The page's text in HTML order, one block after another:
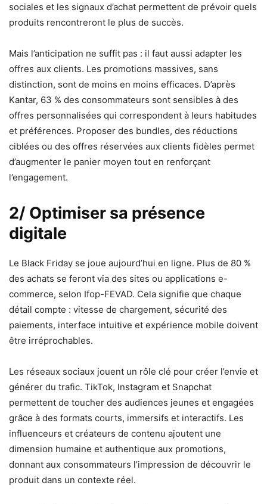
sociales et les signaux d’achat permettent de prévoir quels
produits rencontreront le plus de succès.
Mais l’anticipation ne suffit pas : il faut aussi adapter les
offres aux clients. Les promotions massives, sans
distinction, sont de moins en moins efficaces. D’après
Kantar, 63 % des consommateurs sont sensibles à des
offres personnalisées qui correspondent à leurs habitudes
et préférences. Proposer des bundles, des réductions
ciblées ou des offres réservées aux clients fidèles permet
d’augmenter le panier moyen tout en renforçant
l’engagement.
2/ Optimiser sa présence
digitale
Le Black Friday se joue aujourd’hui en ligne. Plus de 80 %
des achats se feront via des sites ou applications e-
commerce, selon Ifop-FEVAD. Cela signifie que chaque
détail compte : vitesse de chargement, sécurité des
paiements, interface intuitive et expérience mobile doivent
être irréprochables.
Les réseaux sociaux jouent un rôle clé pour créer l’envie et
générer du trafic. TikTok, Instagram et Snapchat
permettent de toucher des audiences jeunes et engagées
grâce à des formats courts, immersifs et interactifs. Les
influenceurs et créateurs de contenu ajoutent une
dimension humaine et authentique aux promotions,
donnant aux consommateurs l’impression de découvrir le
produit dans un contexte réel.